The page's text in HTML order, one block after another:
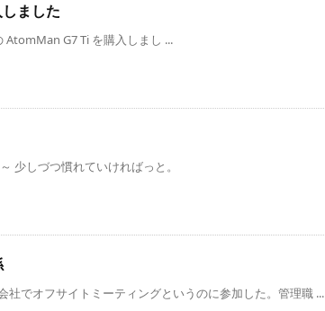
ました
G7 Ti を購入しまし ...
少しづつ慣れていければっと。
社でオフサイトミーティングというのに参加した。管理職 ...